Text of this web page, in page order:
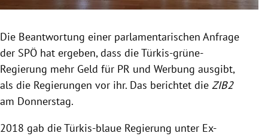
Untermenü
Die Beantwortung einer parlamentarischen Anfrage
der SPÖ hat ergeben, dass die Türkis-grüne-
Regierung mehr Geld für PR und Werbung ausgibt,
als die Regierungen vor ihr. Das berichtet die ZIB2
am Donnerstag.
2018 gab die Türkis-blaue Regierung unter Ex-